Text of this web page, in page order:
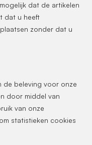
dat de artikelen
dat u heeft
zonder dat u
de beleving voor onze
door middel van
van onze
statistieken cookies